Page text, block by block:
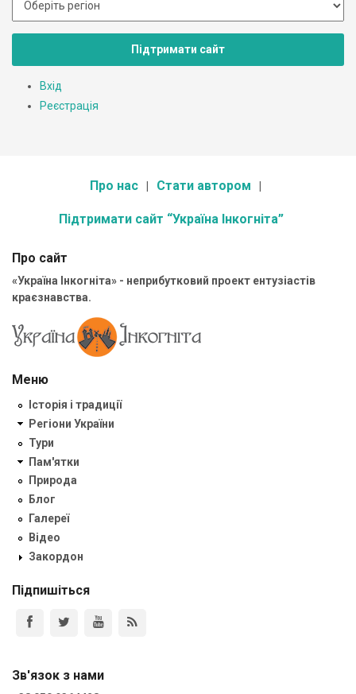
Підтримати сайт
Вхід
Реєстрація
Про нас Стати автором
Підтримати сайт “Україна Інкогніта”
Про сайт
«Україна Інкогніта» - неприбутковий проект ентузіастів
краєзнавства.
Меню
Історія і традиції
Регіони України
Тури
Пам'ятки
Природа
Блог
Галереї
Відео
Закордон
Підпишіться
Зв'язок з нами